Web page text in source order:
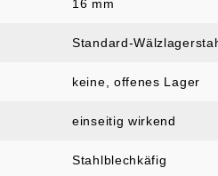
16 mm
Standard-
keine, offenes Lager
einseitig wirkend
Stahlblechkäfig